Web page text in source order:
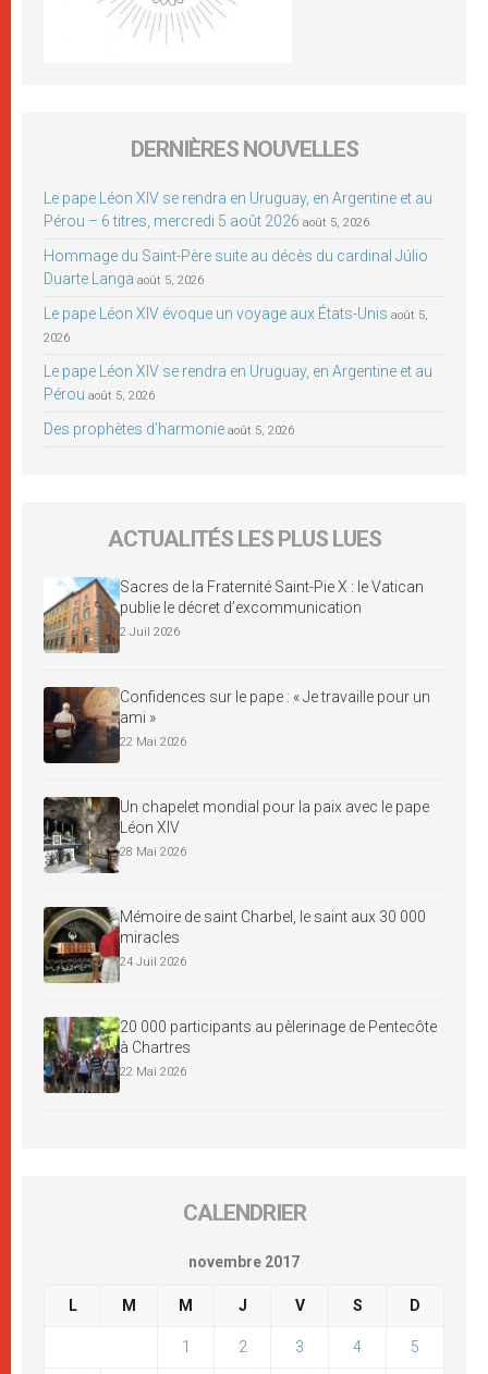
DERNIÈRES NOUVELLES
Le pape Léon XIV se rendra en Uruguay, en Argentine et au
Pérou – 6 titres, mercredi 5 août 2026 août 5, 2026
Hommage du Saint-Père suite au décès du cardinal Júlio
Duarte Langa août 5, 2026
Le pape Léon XIV évoque un voyage aux États-Unis août 5,
2026
Le pape Léon XIV se rendra en Uruguay, en Argentine et au
Pérou août 5, 2026
Des prophètes d’harmonie août 5, 2026
ACTUALITÉS LES PLUS LUES
Sacres de la Fraternité Saint-Pie X : le Vatican
publie le décret d’excommunication
2 Juil 2026
Confidences sur le pape : « Je travaille pour un
ami »
22 Mai 2026
Un chapelet mondial pour la paix avec le pape
Léon XIV
28 Mai 2026
Mémoire de saint Charbel, le saint aux 30 000
miracles
24 Juil 2026
20 000 participants au pèlerinage de Pentecôte
à Chartres
22 Mai 2026
CALENDRIER
novembre 2017
L M M J V S D
1 2 3 4 5